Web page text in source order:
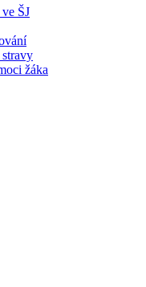
ŠJ
žáka